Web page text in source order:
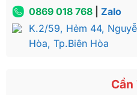
0869 018 768| Zalo
K.2/59, Hẻm 44,
Hòa, Tp.Biên Hòa
Cần